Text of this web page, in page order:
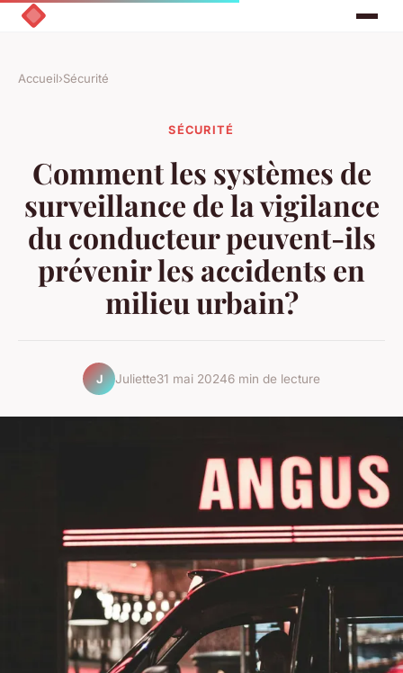
Accueil›Sécurité
SÉCURITÉ
Comment les systèmes de
surveillance de la vigilance
du conducteur peuvent-ils
prévenir les accidents en
milieu urbain?
J Juliette31 mai 20246 min de lecture